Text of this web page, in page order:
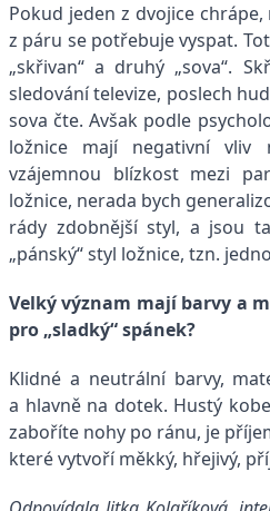
Pokud jeden z dvojice
z páru se potřebuje vyspat.
„skřivan“ a druhý „sova“.
sledování televize, poslech
sova čte. Avšak podle
ložnice mají negativní vliv
vzájemnou blízkost mezi
ložnice, nerada bych
rády zdobnější styl, a jsou
„pánský“ styl ložnice, tzn.
Velký význam mají barvy a
pro „sladký“ spánek?
Klidné a neutrální barvy,
a hlavně na dotek. Hustý
zaboříte nohy po ránu, je
které vytvoří měkký, hřejivý,